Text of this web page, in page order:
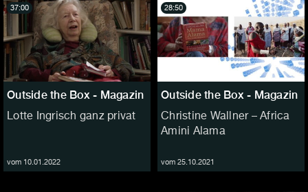
Outside the Box - Magazin
Lotte Ingrisch ganz privat
vom 10.01.2022
37:00
Outside the Box - Magazin
Christine Wallner – Africa
Amini Alama
vom 25.10.2021
28:50